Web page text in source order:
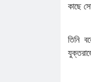
কাছে
তিনি